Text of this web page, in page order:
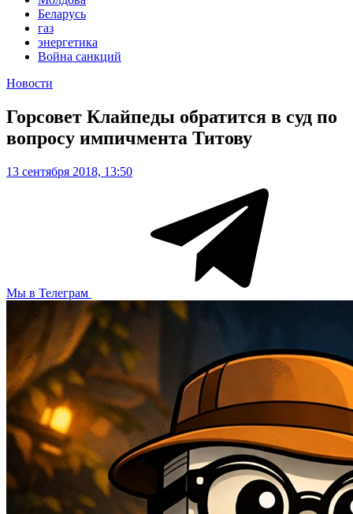
Беларусь
газ
энергетика
Война санкций
Новости
Горсовет Клайпеды обратится в суд по
вопросу импичмента Титову
13 сентября 2018, 13:50
Мы в Телеграм